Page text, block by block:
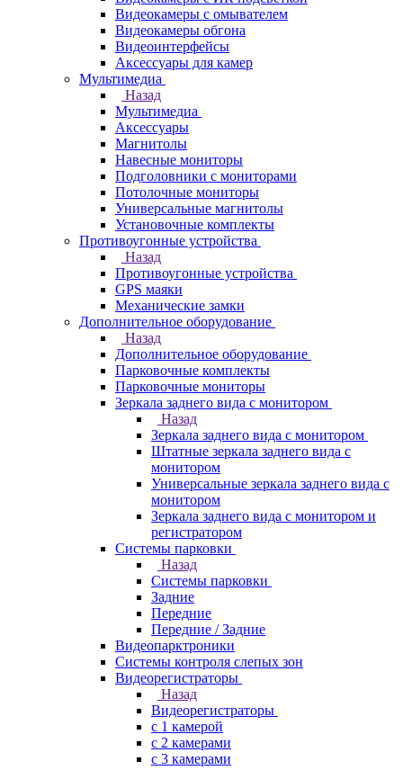
Видеокамеры с омывателем
Видеокамеры обгона
Видеоинтерфейсы
Аксессуары для камер
Мультимедиа
Назад
Мультимедиа
Аксессуары
Магнитолы
Навесные мониторы
Подголовники с мониторами
Потолочные мониторы
Универсальные магнитолы
Установочные комплекты
Противоугонные устройства
Назад
Противоугонные устройства
GPS маяки
Механические замки
Дополнительное оборудование
Назад
Дополнительное оборудование
Парковочные комплекты
Парковочные мониторы
Зеркала заднего вида с монитором
Назад
Зеркала заднего вида с монитором
Штатные зеркала заднего вида с
монитором
Универсальные зеркала заднего вида с
монитором
Зеркала заднего вида с монитором и
регистратором
Системы парковки
Назад
Системы парковки
Задние
Передние
Передние / Задние
Видеопарктроники
Системы контроля слепых зон
Видеорегистраторы
Назад
Видеорегистраторы
с 1 камерой
с 2 камерами
с 3 камерами